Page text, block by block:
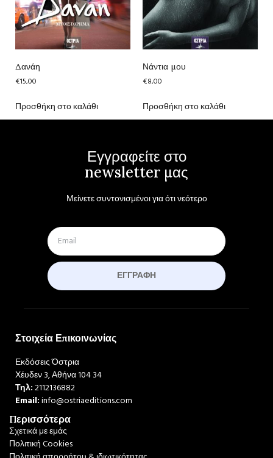
Δανάη
€15,00
Προσθήκη στο καλάθι
Νάντια μου
€8,00
Προσθήκη στο καλάθι
Εγγραφείτε στο
newsletter μας
Μείνετε συντονισμένοι για ότι νεότερο
ΕΓΓΡΑΦΉ
Στοιχεία Επικοινωνίας
Εκδόσεις Όστρια
Χέυδεν 3, Αθήνα 104 34
Τηλ:2112136882
Email:info@ostriaeditions.com
Περισσότερα
Σχετικά με εμάς
Πολιτική Cookies